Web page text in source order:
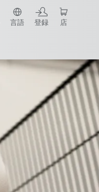
言語 登録 店